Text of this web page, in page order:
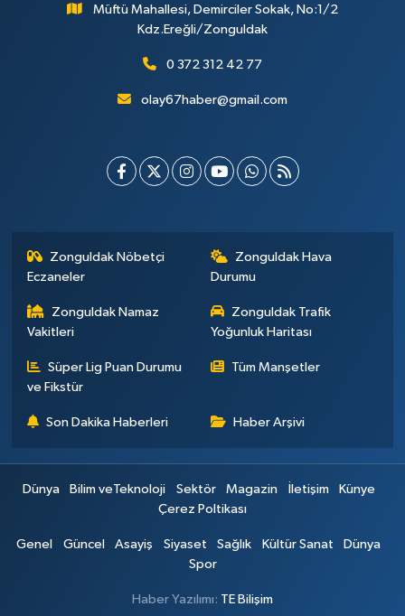
Müftü Mahallesi, Demirciler Sokak, No:1/2
Kdz.Ereğli/Zonguldak
0 372 312 42 77
olay67haber@gmail.com
Zonguldak Nöbetçi
Eczaneler
Zonguldak Hava
Durumu
Zonguldak Namaz
Vakitleri
Zonguldak Trafik
Yoğunluk Haritası
Süper Lig Puan Durumu
ve Fikstür
Tüm Manşetler
Son Dakika Haberleri Haber Arşivi
Dünya Bilim veTeknoloji Sektör Magazin İletişim
Künye
Çerez Poltikası
Genel Güncel Asayiş Siyaset Sağlık Kültür Sanat
Dünya
Spor
Haber Yazılımı: TE Bilişim